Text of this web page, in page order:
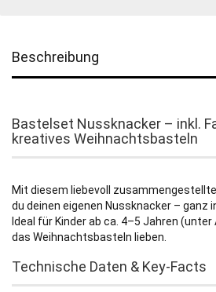
Beschreibung
Bastelset Nussknacker – inkl.
kreatives Weihnachtsbasteln
Mit diesem liebevoll
du deinen eigenen Nussknacker – ganz
Ideal für Kinder ab ca. 4–5 Jahren
das Weihnachtsbasteln lieben.
Technische Daten & Key-Facts